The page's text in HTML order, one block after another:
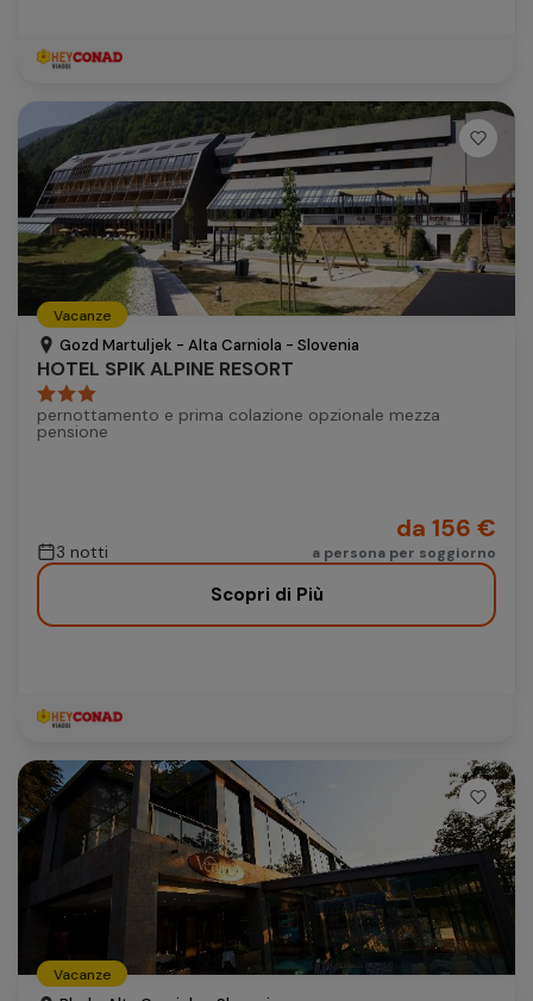
Vacanze
Gozd Martuljek - Alta Carniola - Slovenia
HOTEL SPIK ALPINE RESORT
pernottamento e prima colazione opzionale mezza
pensione
3 notti
da 156 €
a persona per soggiorno
Scopri di Più
Vacanze